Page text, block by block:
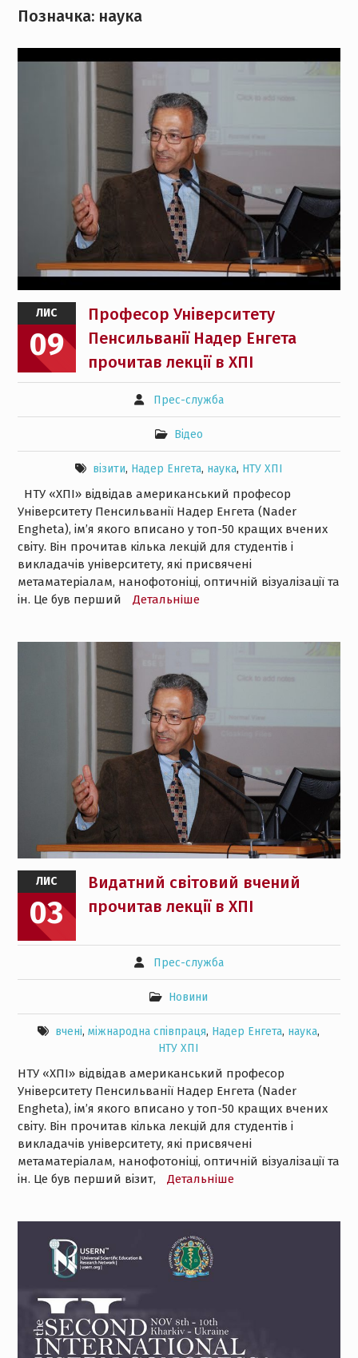
Позначка: наука
ЛИС
09
Професор Університету
Пенсильванії Надер Енгета
прочитав лекції в ХПІ
Прес-служба
Відео
візити, Надер Енгета, наука, НТУ ХПІ
НТУ «ХПІ» відвідав американський професор
Університету Пенсильванії Надер Енгета (Nader
Engheta), ім’я якого вписано у топ-50 кращих вчених
світу. Він прочитав кілька лекцій для студентів і
викладачів університету, які присвячені
метаматеріалам, нанофотоніці, оптичній візуалізації та
ін. Це був перший
Детальнiше
ЛИС
03
Видатний світовий вчений
прочитав лекції в ХПІ
Прес-служба
Новини
вчені,міжнародна співпраця, Надер Енгета, наука,
НТУ ХПІ
НТУ «ХПІ» відвідав американський професор
Університету Пенсильванії Надер Енгета (Nader
Engheta), ім’я якого вписано у топ-50 кращих вчених
світу. Він прочитав кілька лекцій для студентів і
викладачів університету, які присвячені
метаматеріалам, нанофотоніці, оптичній візуалізації та
ін. Це був перший візит,
Детальнiше